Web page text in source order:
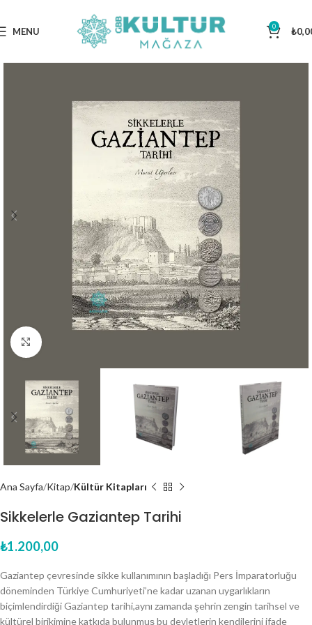
MENU 0 ₺
Click to enlarge
Ana Sayfa Kitap Kültür Kitapları
Sikkelerle Gaziantep Tarihi
₺1.200,00
Gaziantep çevresinde sikke kullanımının başladığı Pers İmparatorluğu
döneminden Türkiye Cumhuriyeti’ne kadar uzanan uygarlıkların
biçimlendirdiği Gaziantep tarihi,aynı zamanda şehrin zengin tarihsel ve
kültürel birikimine katkıda bulunmuş bu devletlerin kendilerini ifade